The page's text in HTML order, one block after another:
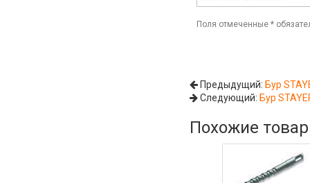
Поля отмеченные*
Предыдущий: Бур
Следующий: Бур
Похожие